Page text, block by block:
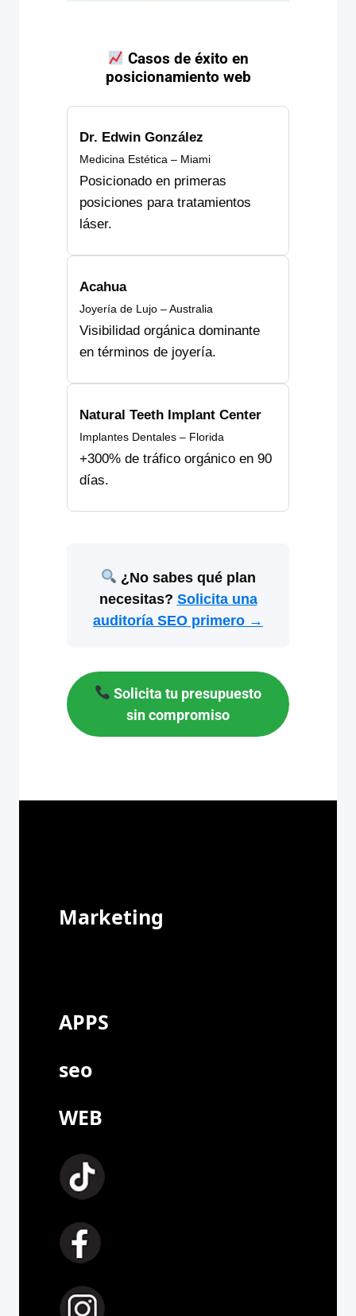
Casos de éxito en
posicionamiento web
Dr. Edwin González
Medicina Estética – Miami
Posicionado en primeras
posiciones para tratamientos
láser.
Acahua
Joyería de Lujo – Australia
Visibilidad orgánica dominante
en términos de joyería.
Natural Teeth Implant Center
Implantes Dentales – Florida
+300% de tráfico orgánico en 90
días.
¿No sabes qué plan
necesitas? Solicita una
auditoría SEO primero →
Solicita tu presupuesto
sin compromiso
Marketing
APPS
seo
WEB